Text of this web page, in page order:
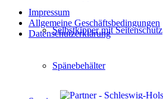
Selbstkipper mit Seitenschutz
Spänebehälter
Impressum
Allgemeine Geschäftsbedingungen
Datenschutzerklärung